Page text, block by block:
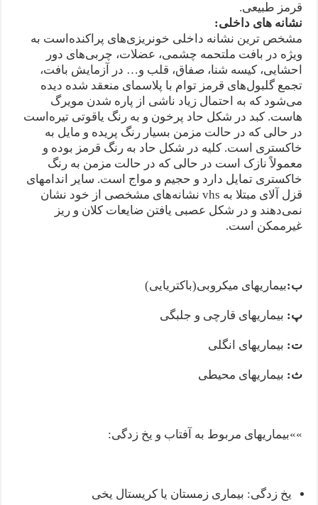
قرمز طبیعی.
نشانه های داخلی:
مشخص ترین نشانه داخلی خونریزی‌های پراکنده‌است به
ویژه در بافت ملتحمه چشمی، عضلات، چربی‌های دور
احشایی، کیسه شنا، صفاق، قلب و… در آزمایش بافت،
تجمع گلبول‌های قرمز توام با پلاسمای منعقد شده دیده
می‌شود که به احتمال زیاد ناشی از پاره شدن مویرگ
هاست. کبد در شکل حاد پرخون و به رنگ یاقوتی تیره‌است
در حالی که در حالت مزمن بسیار رنگ پریده و مایل به
خاکستری است. کلیه در شکل حاد به رنگ قرمز بوده و
معمولاً نازک است در حالی که در حالت مزمن به رنگ
خاکستری تمایل دارد و حجیم و مواج است. سایر اندامهای
قزل آلای مبتلا به vhs نشانه‌های مشخصی از خود نشان
نمی‌دهند و در شکل عصبی یافتن ضایعات کلان و ریز
غیرممکن است.
ب:بیماریهای میکروبی(باکتریایی)
پ: بیماریهای قارچی و جلبگی
ت: بیماریهای انگلی
ث: بیماریهای محیطی
»»بیماریهای مربوط به آفتاب و یخ زدگی:
یخ زدگی: بیماری زمستان یا کریستال یخی